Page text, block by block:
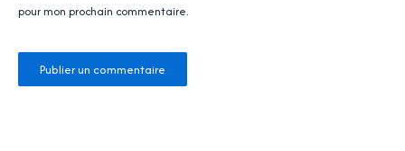
pour mon prochain commentaire.